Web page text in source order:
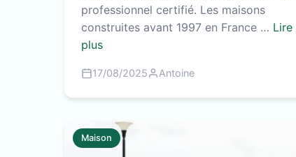
professionnel certifié. Les maisons
construites avant 1997 en France … Lire
plus
17/08/2025 Antoine
Maison